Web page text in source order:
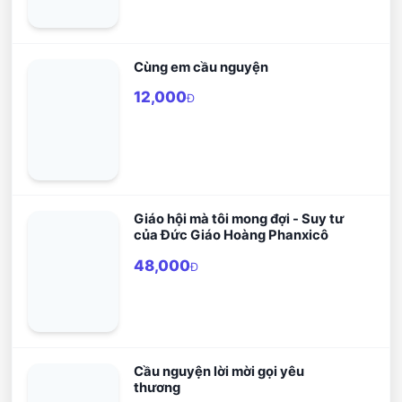
Cùng em cầu nguyện
12,000Đ
Giáo hội mà tôi mong đợi - Suy tư
của Đức Giáo Hoàng Phanxicô
48,000Đ
Cầu nguyện lời mời gọi yêu
thương